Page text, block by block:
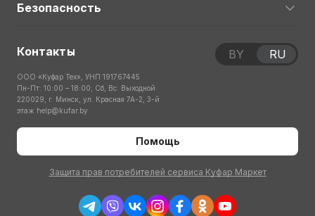
Безопасность
Контакты
ООО «Куфар Тех», УНП 191767445
Пн-Пт: 10:00 – 18:00; Сб, Вс: Выходной
220029, г. Минск, ул. Красная 7А-2, 3-й
этаж help@kufar.by
Помощь
Защита прав потребителей сервиса Куфар Маркет
BY RU